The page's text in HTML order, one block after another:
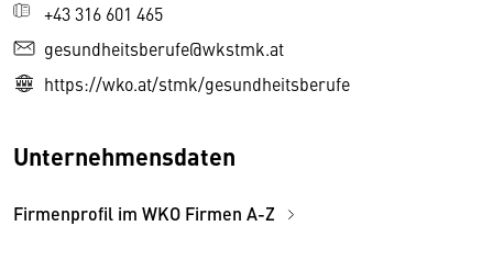
+43 316 601 465
gesundheitsberufe@wkstmk.at
https://wko.at/stmk/gesundheitsberufe
Unternehmensdaten
Firmenprofil im WKO Firmen A-Z